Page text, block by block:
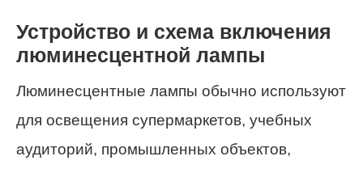
Устройство и схема включения
люминесцентной лампы
Люминесцентные лампы обычно используют
для освещения супермаркетов, учебных
аудиторий, промышленных объектов,